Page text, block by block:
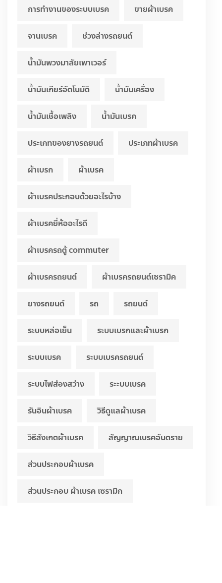
การทำงานของระบบเบรค ขายผ้าเบรค
จานเบรค ช่วงล่างรถยนต์
น้ำมันพวงมาลัยเพาเวอร์
น้ำมันเกียร์อัตโนมัติ น้ำมันเครื่อง
น้ำมันเชื้อเพลิง น้ำมันเบรค
ประเภทของยางรถยนต์ ประเภทผ้าเบรค
ผ้าเบรก ผ้าเบรค
ผ้าเบรคประกอบด้วยอะไรบ้าง
ผ้าเบรคยี่ห้ออะไรดี
ผ้าเบรครถตู้ commuter
ผ้าเบรครถยนต์ ผ้าเบรครถยนต์เซรามิค
ยางรถยนต์ รถ รถยนต์
ระบบหล่อเย็น ระบบเบรกและผ้าเบรก
ระบบเบรค ระบบเบรครถยนต์
ระบบไฟส่องสว่าง ระะบบเบรค
รันอินผ้าเบรค วิธีดูแลผ้าเบรค
วิธีสังเกตผ้าเบรค สัญญาณเบรคอันตราย
ส่วนประกอบผ้าเบรค
ส่วนประกอบ ผ้าเบรค เซรามิก